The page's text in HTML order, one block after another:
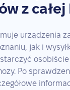
z całej
urządzenia
jak i
osobiście
Po